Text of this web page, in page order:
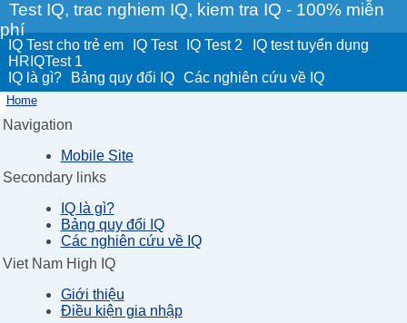
Test IQ, trac nghiem IQ, kiem tra IQ - 100% miễn
phí
IQ Test cho trẻ em IQ Test IQ Test 2
IQ test tuyển dụng
HRIQTest 1
IQ là gì?
Bảng quy đổi IQ Các nghiên cứu về IQ
Home
Navigation
Mobile Site
Secondary links
IQ là gì?
Bảng quy đổi IQ
Các nghiên cứu về IQ
Viet Nam High IQ
Giới thiệu
Điều kiện gia nhập